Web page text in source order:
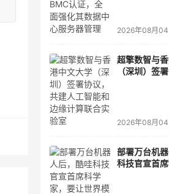
2026年08月04
超擎数智与
（深圳）签
2026年08月04
部署万台机
科技官宣首